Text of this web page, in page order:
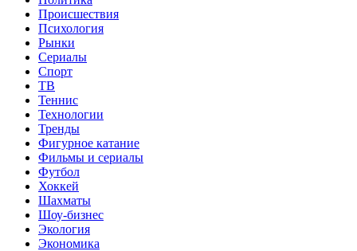
Происшествия
Психология
Рынки
Сериалы
Спорт
ТВ
Теннис
Технологии
Тренды
Фигурное катание
Фильмы и сериалы
Футбол
Хоккей
Шахматы
Шоу-бизнес
Экология
Экономика